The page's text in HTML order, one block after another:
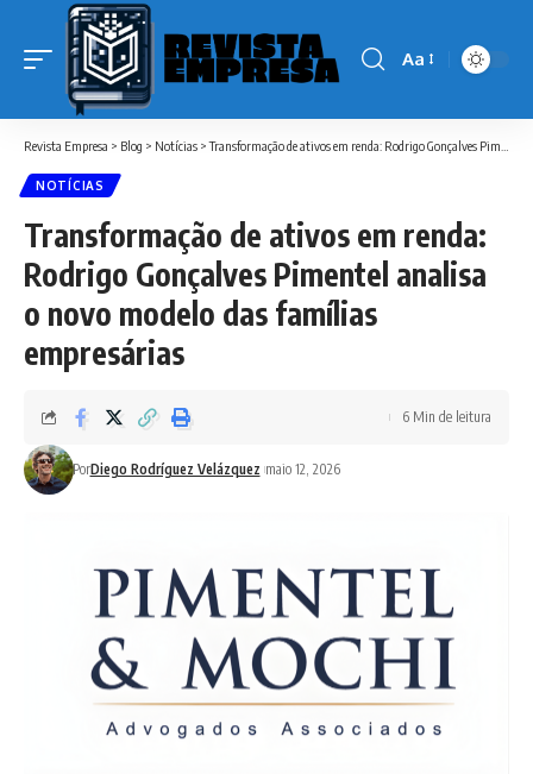
Font
Aa
Revista Empresa > Blog > Notícias >Transformação de ativos em renda: Rodrigo Gonçalves Pimentel analisa o novo modelo das famílias empresárias
NOTÍCIAS
Transformação de ativos em renda:
Rodrigo Gonçalves Pimentel analisa
o novo modelo das famílias
empresárias
PorDiego Rodríguez Velázquez maio 12, 2026
6 Min de leitura